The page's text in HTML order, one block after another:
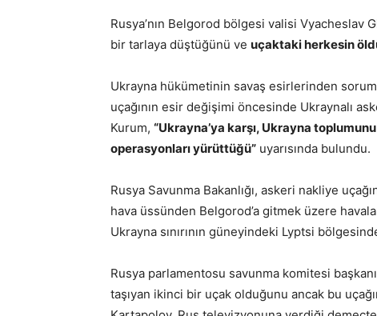
Rusya’nın Belgorod bölgesi valisi Vyacheslav
bir tarlaya düştüğünü ve uçaktaki herkesin
Ukrayna hükümetinin savaş esirlerinden
uçağının esir değişimi öncesinde Ukraynalı
Kurum, “Ukrayna’ya karşı, Ukrayna
operasyonları yürüttüğü” uyarısında bulundu.
Rusya Savunma Bakanlığı, askeri nakliye
hava üssünden Belgorod’a gitmek üzere
Ukrayna sınırının güneyindeki Lyptsi
Rusya parlamentosu savunma komitesi
taşıyan ikinci bir uçak olduğunu ancak bu